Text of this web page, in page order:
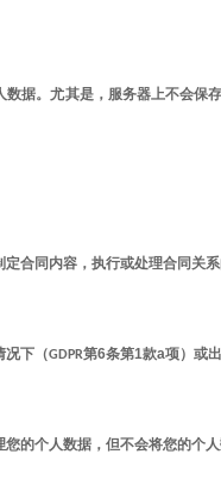
数据。尤其是，服务器上不会保
合同内容，执行或处理合同关
况下（GDPR第6条第1款a项）或
您的个人数据，但不会将您的个人